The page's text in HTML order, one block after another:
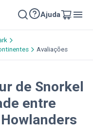
Ajuda
Avaliações
de Snorkel
entre